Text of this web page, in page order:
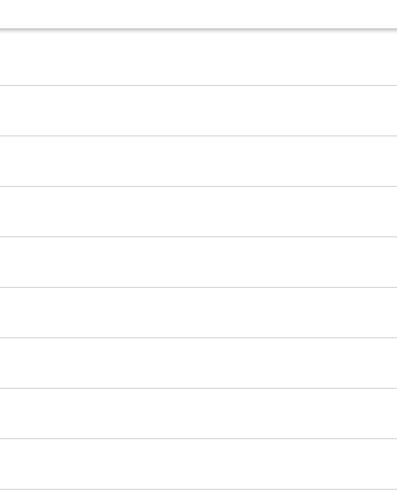
PARTICIPAÇÃO. Os alunos aprovados terão acesso a
do curso.
UTI pediatrica HIAE.
de São Paulo; Formada pela Faculdade de
em Nefrologia Pediátrica pela Sociedade
de São Paulo(2000). Tem experiência na área de
para acesso dos usuários pelo período de 6 meses
a oportunidade de rever conceitos básicos e
e comunicação.
o tempo, o espaço e a realização das atividades.
generalistas e estudantes de medicina para
de um atendimento de ponta.